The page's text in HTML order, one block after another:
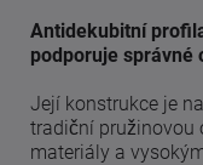
Antidekubitní
podporuje správné
Její konstrukce je
tradiční pružinovou
materiály a